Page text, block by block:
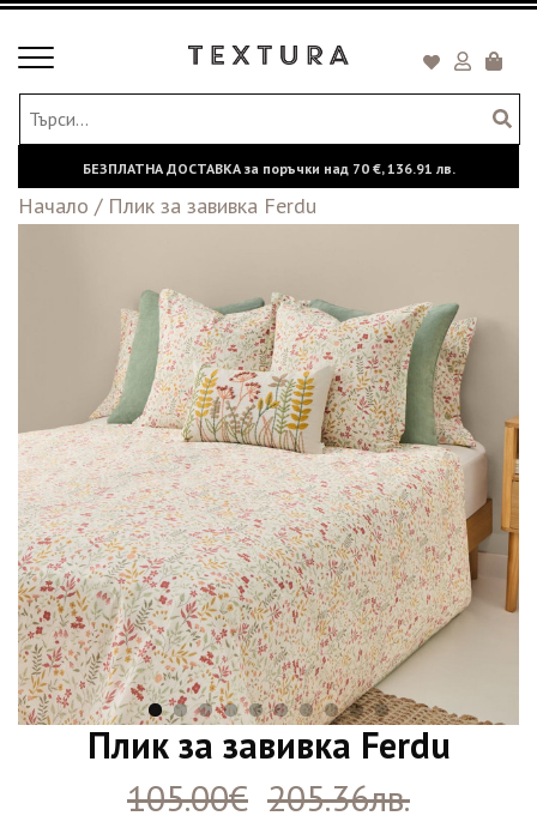
Toggle
БЕЗПЛАТНА ДОСТАВКА за поръчки над 70 €,136.91 лв.
Начало / Плик за завивка Ferdu
Плик за завивка Ferdu
105.00€ 205.36лв.